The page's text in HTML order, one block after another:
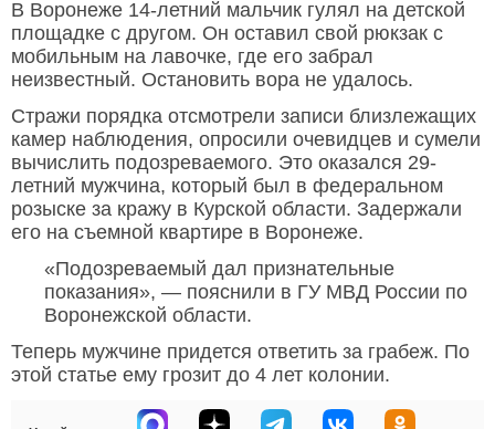
В Воронеже 14-летний мальчик гулял на детской
площадке с другом. Он оставил свой рюкзак с
мобильным на лавочке, где его забрал
неизвестный. Остановить вора не удалось.
Стражи порядка отсмотрели записи близлежащих
камер наблюдения, опросили очевидцев и сумели
вычислить подозреваемого. Это оказался 29-
летний мужчина, который был в федеральном
розыске за кражу в Курской области. Задержали
его на съемной квартире в Воронеже.
«Подозреваемый дал признательные
показания», — пояснили в ГУ МВД России по
Воронежской области.
Теперь мужчине придется ответить за грабеж. По
этой статье ему грозит до 4 лет колонии.